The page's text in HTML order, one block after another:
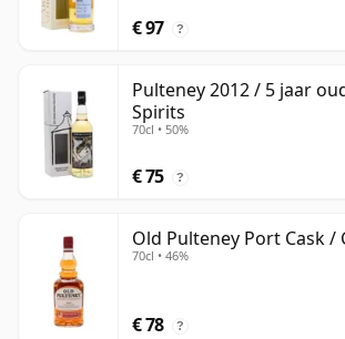
€ 97 ?
Pulteney 2012 / 5 jaar
Spirits
70cl • 50%
€ 75 ?
Old Pulteney Port Cask /
70cl • 46%
€ 78 ?